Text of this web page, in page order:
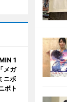
1
メガ
ニボ
ボト